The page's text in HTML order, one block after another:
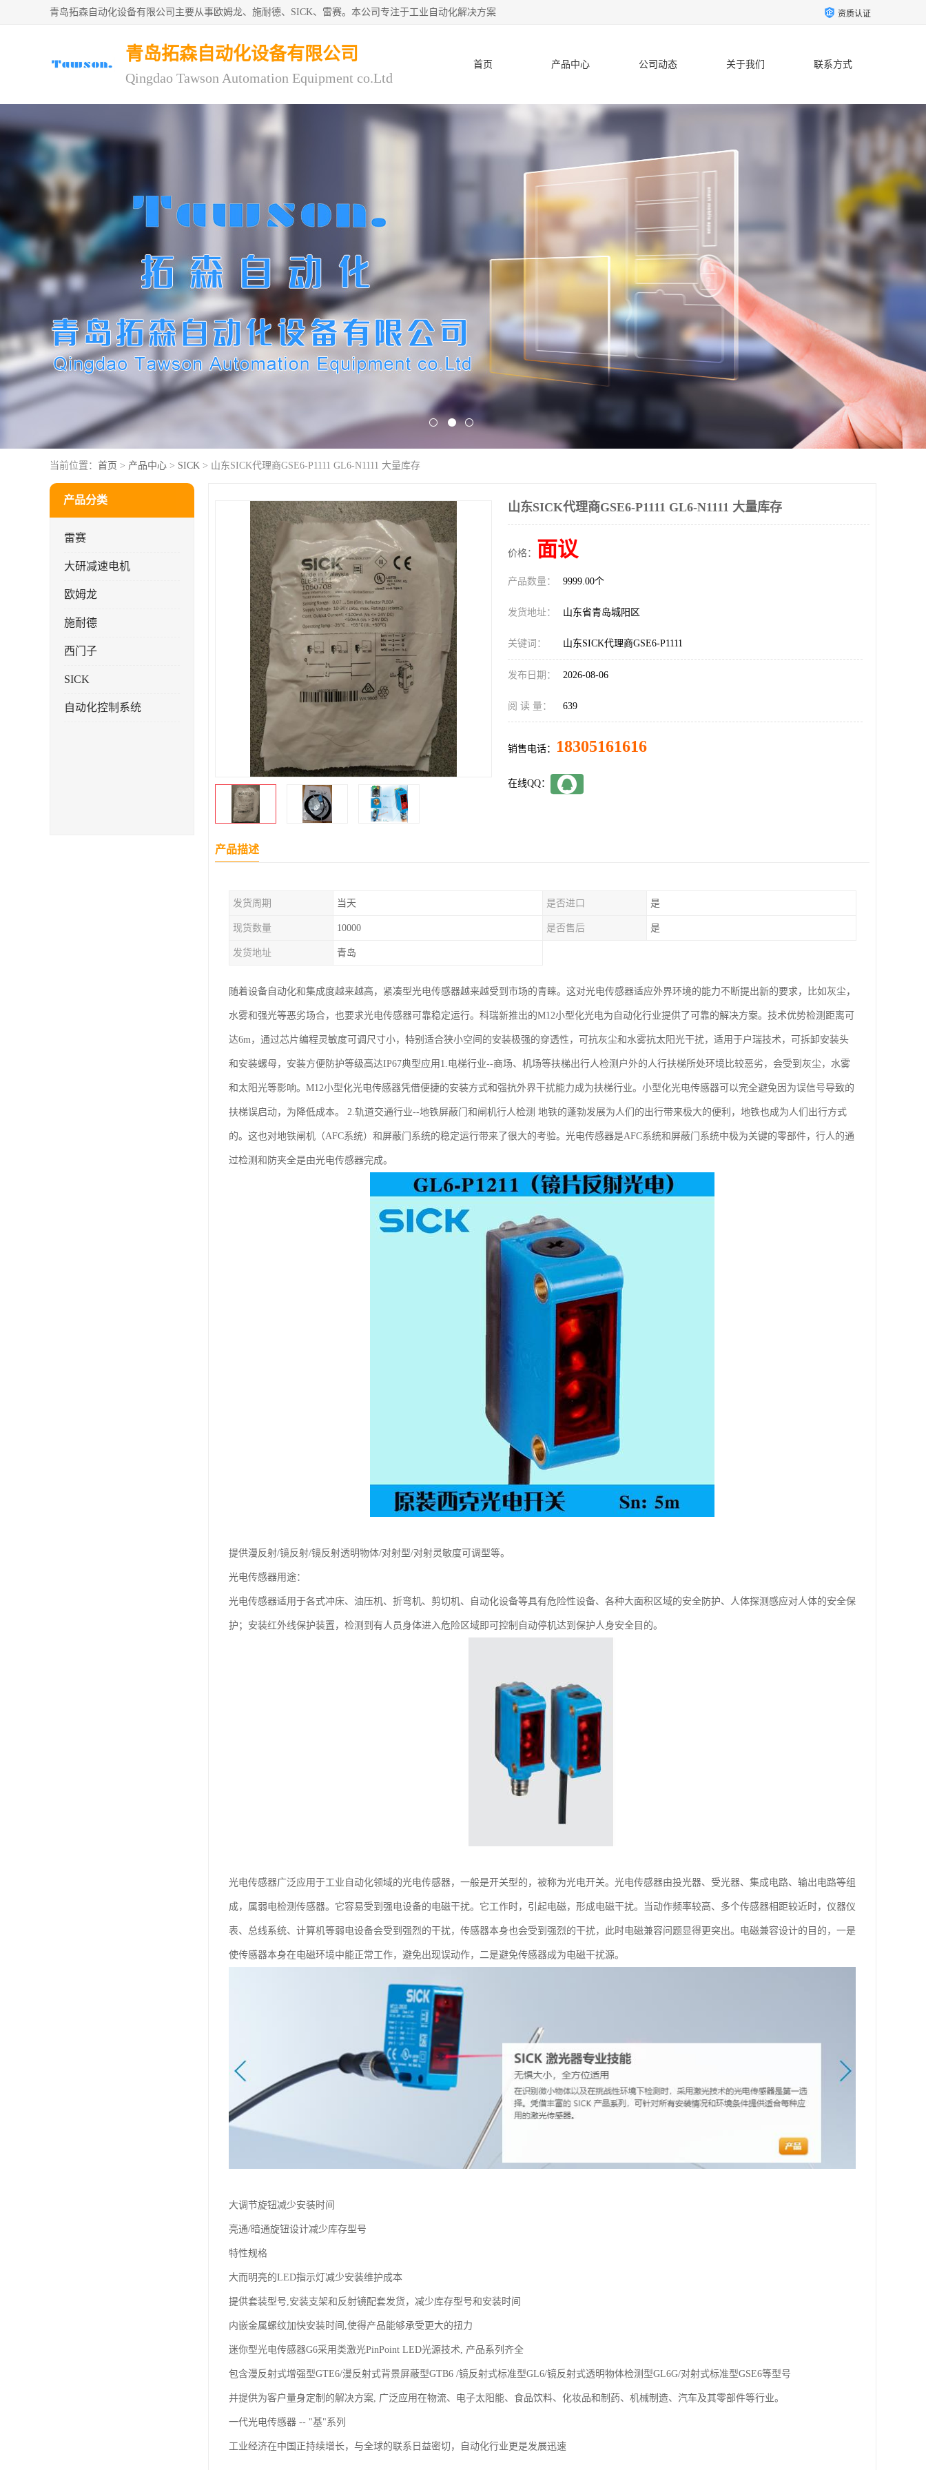
青岛拓森自动化设备有限公司主要从事欧姆龙、施耐德、SICK、雷赛。本公司专注于工业自动化解决方案 资质认证
青岛拓森自动化设备有限公司
Qingdao Tawson Automation Equipment co.Ltd
首页 产品中心 公司动态 关于我们 联系方式
当前位置： 首页 > 产品中心 > SICK > 山东SICK代理商GSE6-P1111 GL6-N1111 大量库存
产品分类
雷赛
大研减速电机
欧姆龙
施耐德
西门子
SICK
自动化控制系统
山东SICK代理商GSE6-P1111 GL6-N1111 大量库存
价格： 面议
产品数量： 9999.00个
发货地址： 山东省青岛城阳区
关键词： 山东SICK代理商GSE6-P1111
发布日期： 2026-08-06
阅 读 量： 639
销售电话： 18305161616
在线QQ：
产品描述
发货周期 当天 是否进口 是
现货数量 10000 是否售后 是
发货地址 青岛
随着设备自动化和集成度越来越高，紧凑型光电传感器越来越受到市场的青睐。这对光电传感器适应外界环境的能力不断提出新的要求，比如灰尘，
水雾和强光等恶劣场合，也要求光电传感器可靠稳定运行。科瑞新推出的M12小型化光电为自动化行业提供了可靠的解决方案。技术优势检测距离可
达6m，通过芯片编程灵敏度可调尺寸小，特别适合狭小空间的安装极强的穿透性，可抗灰尘和水雾抗太阳光干扰，适用于户瑞技术，可拆卸安装头
和安装螺母，安装方便防护等级高达IP67典型应用1.电梯行业--商场、机场等扶梯出行人检测户外的人行扶梯所处环境比较恶劣，会受到灰尘，水雾
和太阳光等影响。M12小型化光电传感器凭借便捷的安装方式和强抗外界干扰能力成为扶梯行业。小型化光电传感器可以完全避免因为误信号导致的
扶梯误启动，为降低成本。 2.轨道交通行业--地铁屏蔽门和闸机行人检测 地铁的蓬勃发展为人们的出行带来极大的便利，地铁也成为人们出行方式
的。这也对地铁闸机（AFC系统）和屏蔽门系统的稳定运行带来了很大的考验。光电传感器是AFC系统和屏蔽门系统中极为关键的零部件，行人的通
过检测和防夹全是由光电传感器完成。
提供漫反射/镜反射/镜反射透明物体/对射型/对射灵敏度可调型等。
光电传感器用途：
光电传感器适用于各式冲床、油压机、折弯机、剪切机、自动化设备等具有危险性设备、各种大面积区域的安全防护、人体探测感应对人体的安全保
护；安装红外线保护装置，检测到有人员身体进入危险区域即可控制自动停机达到保护人身安全目的。
光电传感器广泛应用于工业自动化领域的光电传感器，一般是开关型的，被称为光电开关。光电传感器由投光器、受光器、集成电路、输出电路等组
成，属弱电检测传感器。它容易受到强电设备的电磁干扰。它工作时，引起电磁，形成电磁干扰。当动作频率较高、多个传感器相距较近时，仪器仪
表、总线系统、计算机等弱电设备会受到强烈的干扰，传感器本身也会受到强烈的干扰，此时电磁兼容问题显得更突出。电磁兼容设计的目的，一是
使传感器本身在电磁环境中能正常工作，避免出现误动作，二是避免传感器成为电磁干扰源。
大调节旋钮减少安装时间
亮通/暗通旋钮设计减少库存型号
特性规格
大而明亮的LED指示灯减少安装维护成本
提供套装型号,安装支架和反射镜配套发货，减少库存型号和安装时间
内嵌金属螺纹加快安装时间,使得产品能够承受更大的扭力
迷你型光电传感器G6采用类激光PinPoint LED光源技术, 产品系列齐全
包含漫反射式增强型GTE6/漫反射式背景屏蔽型GTB6 /镜反射式标准型GL6/镜反射式透明物体检测型GL6G/对射式标准型GSE6等型号
并提供为客户量身定制的解决方案, 广泛应用在物流、电子太阳能、食品饮料、化妆品和制药、机械制造、汽车及其零部件等行业。
一代光电传感器 -- "基"系列
工业经济在中国正持续增长，与全球的联系日益密切，自动化行业更是发展迅速